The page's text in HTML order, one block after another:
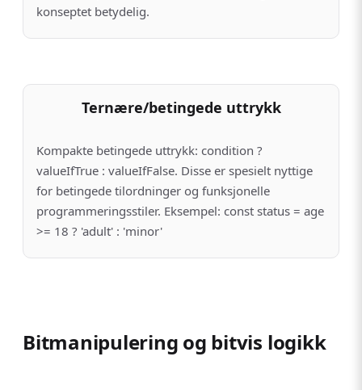
konseptet betydelig.
Ternære/betingede uttrykk
Kompakte betingede uttrykk: condition ?
valueIfTrue : valueIfFalse. Disse er spesielt nyttige
for betingede tilordninger og funksjonelle
programmeringsstiler. Eksempel: const status = age
>= 18 ? 'adult' : 'minor'
Bitmanipulering og bitvis logikk